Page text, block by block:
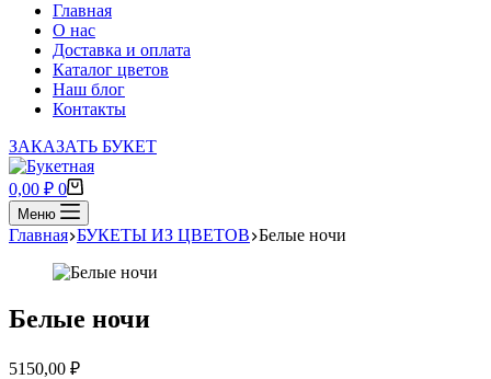
Главная
О нас
Доставка и оплата
Каталог цветов
Наш блог
Контакты
ЗАКАЗАТЬ БУКЕТ
Корзина
0,00 ₽ 0
Меню
Главная БУКЕТЫ ИЗ ЦВЕТОВ Белые ночи
Белые ночи
5150,00 ₽